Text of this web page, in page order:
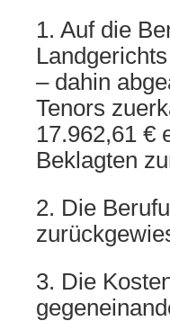
1. Auf die
– dahin
Tenors
17.962,61 €
Beklagten
2. Die
3. Die